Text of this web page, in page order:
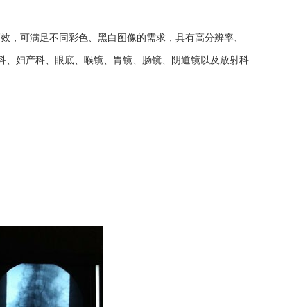
可满足不同彩色、黑白图像的需求，具有高分辨率、
妇产科、眼底、喉镜、胃镜、肠镜、阴道镜以及放射科